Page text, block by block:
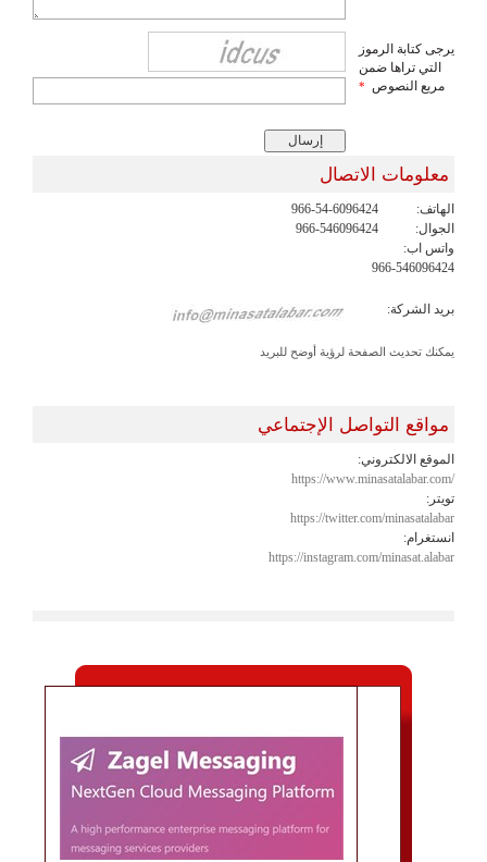
يرجى كتابة الرموز
التي تراها ضمن
مربع النصوص *
معلومات الاتصال
الهاتف:
966-54-6096424
الجوال:
966-546096424
واتس اب:
966-546096424
بريد الشركة:
يمكنك تحديث الصفحة لرؤية أوضح للبريد
مواقع التواصل الإجتماعي
الموقع الالكتروني:
https://www.minasatalabar.com/
تويتر:
https://twitter.com/minasatalabar
انستغرام:
https://instagram.com/minasat.alabar